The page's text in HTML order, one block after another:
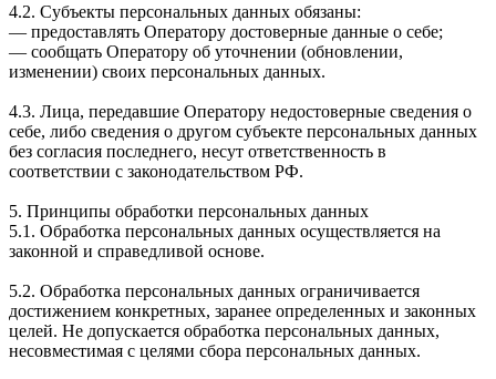
4.2. Субъекты персональных данных обязаны:
— предоставлять Оператору достоверные данные о себе;
— сообщать Оператору об уточнении (обновлении,
изменении) своих персональных данных.
4.3. Лица, передавшие Оператору недостоверные сведения о
себе, либо сведения о другом субъекте персональных данных
без согласия последнего, несут ответственность в
соответствии с законодательством РФ.
5. Принципы обработки персональных данных
5.1. Обработка персональных данных осуществляется на
законной и справедливой основе.
5.2. Обработка персональных данных ограничивается
достижением конкретных, заранее определенных и законных
целей. Не допускается обработка персональных данных,
несовместимая с целями сбора персональных данных.